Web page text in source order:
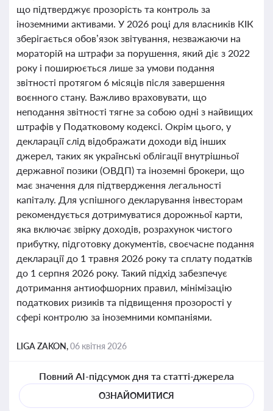
що підтверджує прозорість та контроль за
іноземними активами. У 2026 році для власників КІК
зберігається обов’язок звітування, незважаючи на
мораторій на штрафи за порушення, який діє з 2022
року і поширюється лише за умови подання
звітності протягом 6 місяців після завершення
воєнного стану. Важливо враховувати, що
неподання звітності тягне за собою одні з найвищих
штрафів у Податковому кодексі. Окрім цього, у
декларації слід відображати доходи від інших
джерел, таких як українські облігації внутрішньої
державної позики (ОВДП) та іноземні брокери, що
має значення для підтвердження легальності
капіталу. Для успішного декларування інвесторам
рекомендується дотримуватися дорожньої карти,
яка включає звірку доходів, розрахунок чистого
прибутку, підготовку документів, своєчасне подання
декларації до 1 травня 2026 року та сплату податків
до 1 серпня 2026 року. Такий підхід забезпечує
дотримання антиофшорних правил, мінімізацію
податкових ризиків та підвищення прозорості у
сфері контролю за іноземними компаніями.
LIGA ZAKON,06 квітня 2026
Повний AI-підсумок дня та статті-джерела
ОЗНАЙОМИТИСЯ